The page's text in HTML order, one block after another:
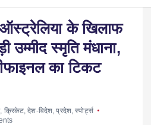
के खिलाफ
उम्मीद स्मृति मंधाना,
का टिकट
, क्रिकेट ,देश-विदेश ,प्रदेश ,स्पोर्ट्स